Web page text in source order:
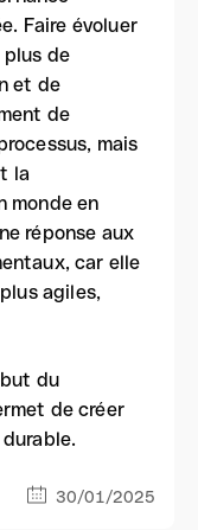
Faire évoluer
plus de
et de
de
mais
la
monde en
réponse aux
car elle
agiles,
du
de créer
30/01/2025